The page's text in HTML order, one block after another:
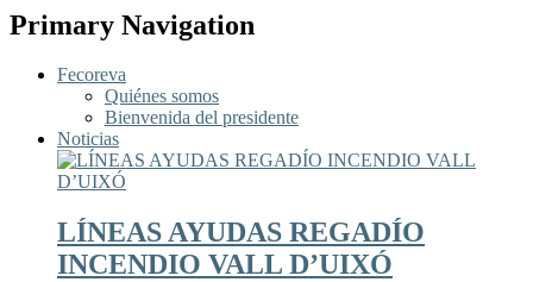
Primary Navigation
Fecoreva
Quiénes somos
Bienvenida del presidente
Noticias
LÍNEAS AYUDAS REGADÍO
INCENDIO VALL D’UIXÓ